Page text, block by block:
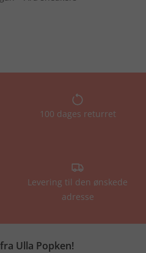
100 dages returret
Levering til den ønskede
adresse
Ulla Popken!